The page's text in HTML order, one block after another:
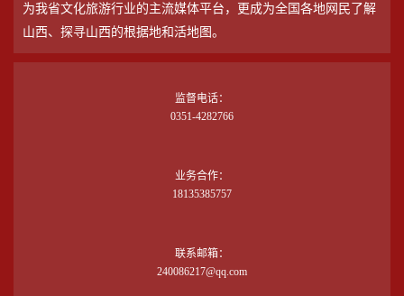
为我省文化旅游行业的主流媒体平台，更成为全国各地网民了解
山西、探寻山西的根据地和活地图。
监督电话：
0351-4282766
业务合作：
18135385757
联系邮箱：
240086217@qq.com